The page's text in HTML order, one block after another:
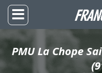
PMU La Chope